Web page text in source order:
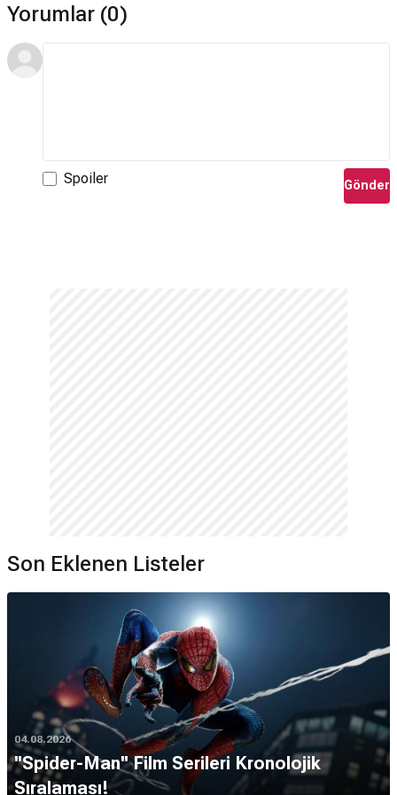
Yorumlar (0)
Spoiler Gönder
Son Eklenen Listeler
04.08.2026
''Spider-Man'' Film Serileri Kronolojik
Sıralaması!